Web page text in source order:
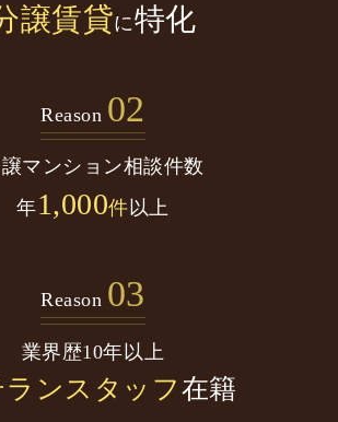
譲賃貸に特化
Reason 02
マンション相談件数
年1,000件以上
Reason 03
業界歴10年以上
ンスタッフ在籍